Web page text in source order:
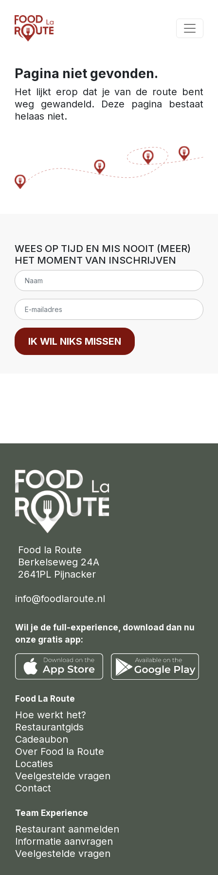
Pagina niet gevonden.
Het lijkt erop dat je van de route bent
weg gewandeld. Deze pagina bestaat
helaas niet.
WEES OP TIJD EN MIS NOOIT (MEER)
HET MOMENT VAN INSCHRIJVEN
IK WIL NIKS MISSEN
Food la Route
Berkelseweg 24A
2641PL Pijnacker
info@foodlaroute.nl
Wil je de full-experience, download dan nu
onze gratis app:
Food La Route
Hoe werkt het?
Restaurantgids
Cadeaubon
Over Food la Route
Locaties
Veelgestelde vragen
Contact
Team Experience
Restaurant aanmelden
Informatie aanvragen
Veelgestelde vragen